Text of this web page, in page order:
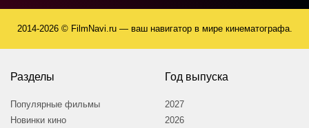
2014-2026 © FilmNavi.ru — ваш навигатор в мире кинематографа.
Разделы
Популярные фильмы
Новинки кино
Год выпуска
2027
2026